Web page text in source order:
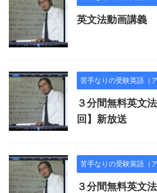
英文法動画講義
苦手なりの受験英語（
３分間無料英文
回】新放送
苦手なりの受験英語（
３分間無料英文